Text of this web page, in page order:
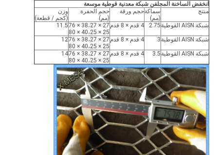
انخفض الساخنة المجلفن شبكة معدنية قوطية موسعة
منتج
سماكة
(مم)
حجم ورقة
حجم الحفرة
(مم)
وزن
(كجم / قطعة)
شبكة AISN القوطية
2.75 4 قدم × 8 قدم
27 × 38،27 × 76
25 × 40،25 × 80
11.5
شبكة AISN القوطية 3 4 قدم × 8 قدم
27 × 38،27 × 76
25 × 40،25 × 80
12
شبكة AISN القوطية 3.5 4 قدم × 8 قدم
27 × 38،27 × 76
25 × 40،25 × 80
14